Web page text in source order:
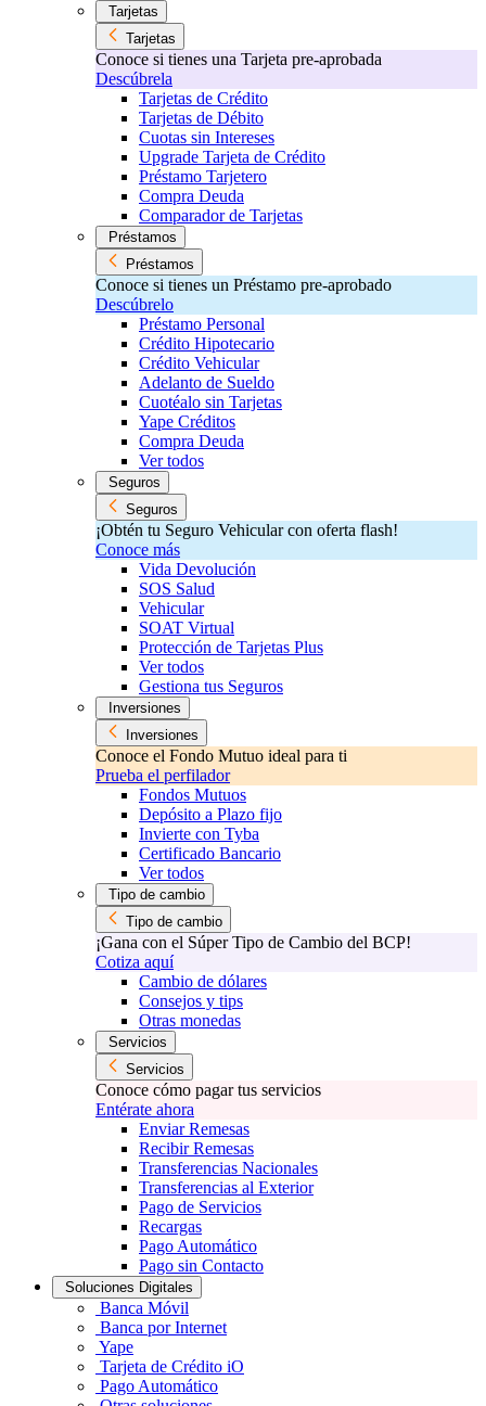
Tarjetas
Tarjetas
Conoce si tienes una Tarjeta pre-aprobada
Descúbrela
Tarjetas de Crédito
Tarjetas de Débito
Cuotas sin Intereses
Upgrade Tarjeta de Crédito
Préstamo Tarjetero
Compra Deuda
Comparador de Tarjetas
Préstamos
Préstamos
Conoce si tienes un Préstamo pre-aprobado
Descúbrelo
Préstamo Personal
Crédito Hipotecario
Crédito Vehicular
Adelanto de Sueldo
Cuotéalo sin Tarjetas
Yape Créditos
Compra Deuda
Ver todos
Seguros
Seguros
¡Obtén tu Seguro Vehicular con oferta flash!
Conoce más
Vida Devolución
SOS Salud
Vehicular
SOAT Virtual
Protección de Tarjetas Plus
Ver todos
Gestiona tus Seguros
Inversiones
Inversiones
Conoce el Fondo Mutuo ideal para ti
Prueba el perfilador
Fondos Mutuos
Depósito a Plazo fijo
Invierte con Tyba
Certificado Bancario
Ver todos
Tipo de cambio
Tipo de cambio
¡Gana con el Súper Tipo de Cambio del BCP!
Cotiza aquí
Cambio de dólares
Consejos y tips
Otras monedas
Servicios
Servicios
Conoce cómo pagar tus servicios
Entérate ahora
Enviar Remesas
Recibir Remesas
Transferencias Nacionales
Transferencias al Exterior
Pago de Servicios
Recargas
Pago Automático
Pago sin Contacto
Soluciones Digitales
Banca Móvil
Banca por Internet
Yape
Tarjeta de Crédito iO
Pago Automático